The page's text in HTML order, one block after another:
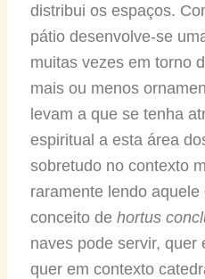
distribui os espaços.
pátio desenvolve-se
muitas vezes em torno
mais ou menos
levam a que se tenha
espiritual a esta área
sobretudo no contexto
raramente lendo
conceito de hortus
naves pode servir, quer
quer em contexto